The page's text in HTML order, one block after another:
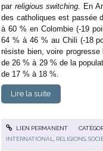
par religious switching . En
des catholiques est passée
à 60 % en Colombie (-19
64 % à 46 % au Chili (-18
résiste bien, voire
de 26 % à 29 % de la
de 17 % à 18 %.
Lire la suite
LIEN PERMANENT
INTERNATIONAL, RELIGIONS,